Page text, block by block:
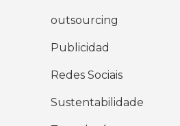
outsourcing
Publicidad
Redes Sociais
Sustentabilidade